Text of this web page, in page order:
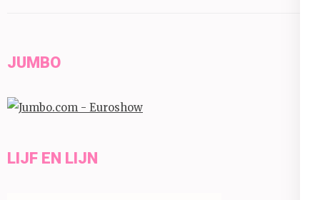
JUMBO
LIJF EN LIJN